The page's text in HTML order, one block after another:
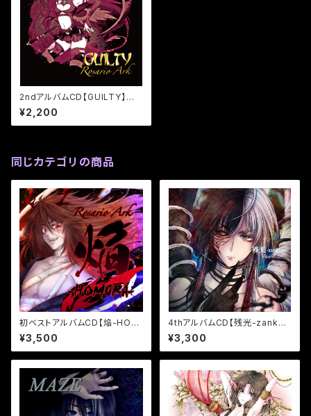
2ndアルバムCD【GUILTY】／R
osario Ark
¥2,200
同じカテゴリの商品
初ベストアルバムCD【焔-HOM
URA-】／Rosario Ark
¥3,500
4thアルバムCD【残光-zankou
-】／Rosario Ark
¥3,300